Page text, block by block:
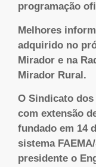
programação
Melhores
adquirido no
Mirador e na
Mirador Rural.
O Sindicato
com extensão
fundado em 14
sistema
presidente o